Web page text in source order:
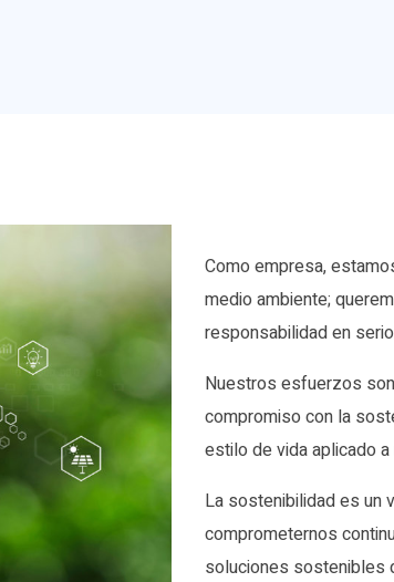
Como empresa,
medio ambiente;
responsabilidad en
Nuestros esfuerzos
compromiso con la
estilo de vida aplicado
La sostenibilidad es un
comprometernos
soluciones sostenibles